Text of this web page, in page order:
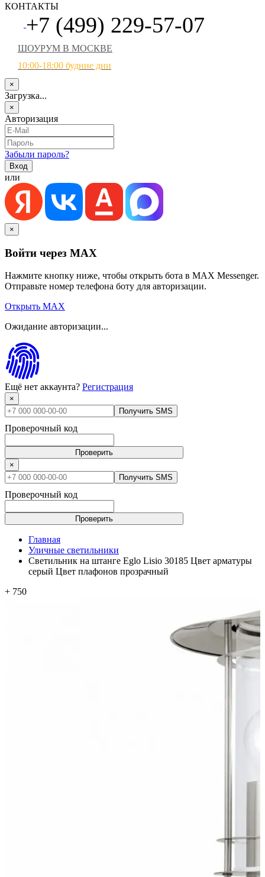
КОНТАКТЫ
+7 (499) 229-57-07
ШОУРУМ В МОСКВЕ
10:00-18:00 будние дни
×
Загрузка...
×
Авторизация
Забыли пароль?
или
×
Войти через MAX
Нажмите кнопку ниже, чтобы открыть бота в MAX Messenger.
Отправьте номер телефона боту для авторизации.
Открыть MAX
Ожидание авторизации...
Ещё нет аккаунта? Регистрация
×
Получить SMS
Проверочный код
Проверить
×
Получить SMS
Проверочный код
Проверить
Главная
Уличные светильники
Светильник на штанге Eglo Lisio 30185 Цвет арматуры
серый Цвет плафонов прозрачный
+ 750